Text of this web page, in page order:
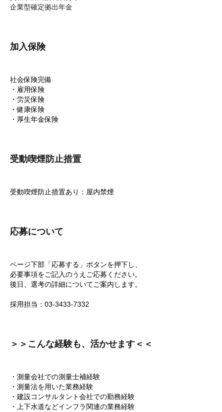
企業型確定拠出年金
加入保険
社会保険完備
・雇用保険
・労災保険
・健康保険
・厚生年金保険
受動喫煙防止措置
受動喫煙防止措置あり：屋内禁煙
応募について
ページ下部「応募する」ボタンを押下し、
必要事項をご記入のうえご応募ください。
後日、選考の詳細についてご案内します。
採用担当：03-3433-7332
＞＞こんな経験も、活かせます＜＜
・測量会社での測量士補経験
・測量法を用いた業務経験
・建設コンサルタント会社での勤務経験
・上下水道などインフラ関連の業務経験